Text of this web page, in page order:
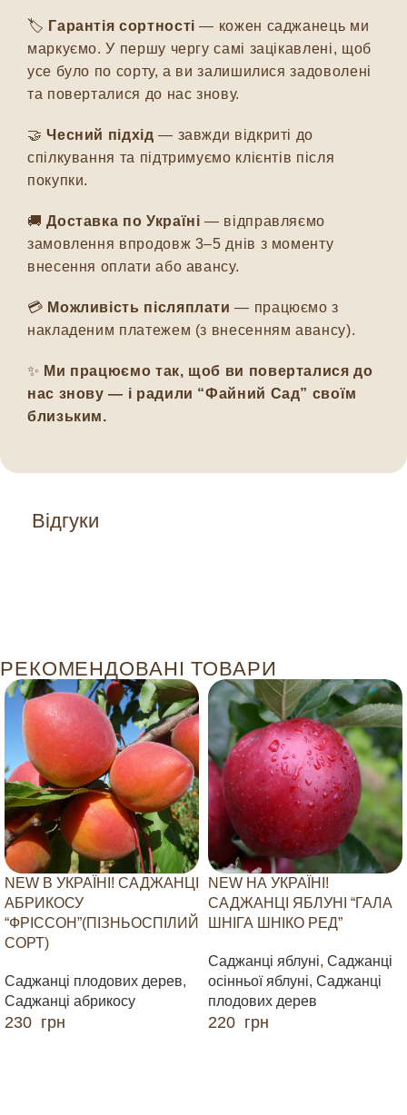
Відгуки
🏷️ Гарантія сортності — кожен саджанець ми
маркуємо. У першу чергу самі зацікавлені, щоб
усе було по сорту, а ви залишилися задоволені
та поверталися до нас знову.
🤝Чесний підхід — завжди відкриті до
спілкування та підтримуємо клієнтів після
покупки.
🚚Доставка по Україні — відправляємо
замовлення впродовж 3–5 днів з моменту
внесення оплати або авансу.
💳 Можливість післяплати — працюємо з
накладеним платежем (з внесенням авансу).
✨ Ми працюємо так, щоб ви поверталися до
нас знову — і радили “Файний Сад” своїм
близьким.
РЕКОМЕНДОВАНІ ТОВАРИ
NEW В УКРАЇНІ! САДЖАНЦІ
АБРИКОСУ
“ФРІССОН”(ПІЗНЬОСПІЛИЙ
СОРТ)
Саджанці плодових дерев,
Саджанці абрикосу
230 грн
NEW НА УКРАЇНІ!
САДЖАНЦІ ЯБЛУНІ “ГАЛА
ШНІГА ШНІКО РЕД”
Саджанці яблуні, Саджанці
осінньої яблуні, Саджанці
плодових дерев
220 грн